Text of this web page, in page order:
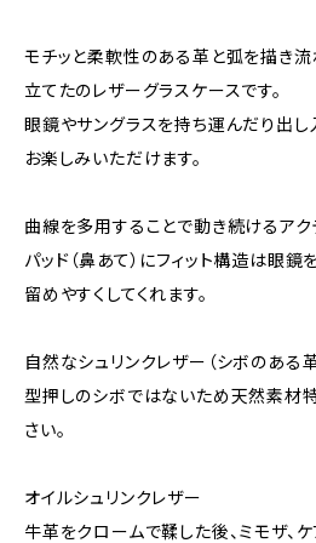
モチッと柔軟性のある革と弧を描き流
立てたのレザーグラスケースです。
眼鏡やサングラスを持ち運んだり出
お楽しみいただけます。
曲線を多用することで動き続けるアク
パッド（鼻あて）にフィット構造は眼
留めやすくしてくれます。
自然なシュリンクレザー（シボのある
型押しのシボではないため天然素材
さい。
オイルシュリンクレザー
牛革をクロームで鞣した後、ミモザ、